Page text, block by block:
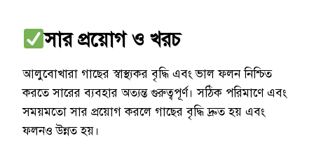
সার প্রয়োগ ও খরচ
আলুবোখারা গাছের স্বাস্থ্যকর বৃদ্ধি এবং ভাল ফলন নিশ্চিত
করতে সারের ব্যবহার অত্যন্ত গুরুত্বপূর্ণ। সঠিক পরিমাণে এবং
সময়মতো সার প্রয়োগ করলে গাছের বৃদ্ধি দ্রুত হয় এবং
ফলনও উন্নত হয়।